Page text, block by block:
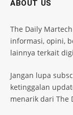
ABOUT US
The Daily
informasi, opini,
lainnya terkait
Jangan lupa
ketinggalan
menarik dari The